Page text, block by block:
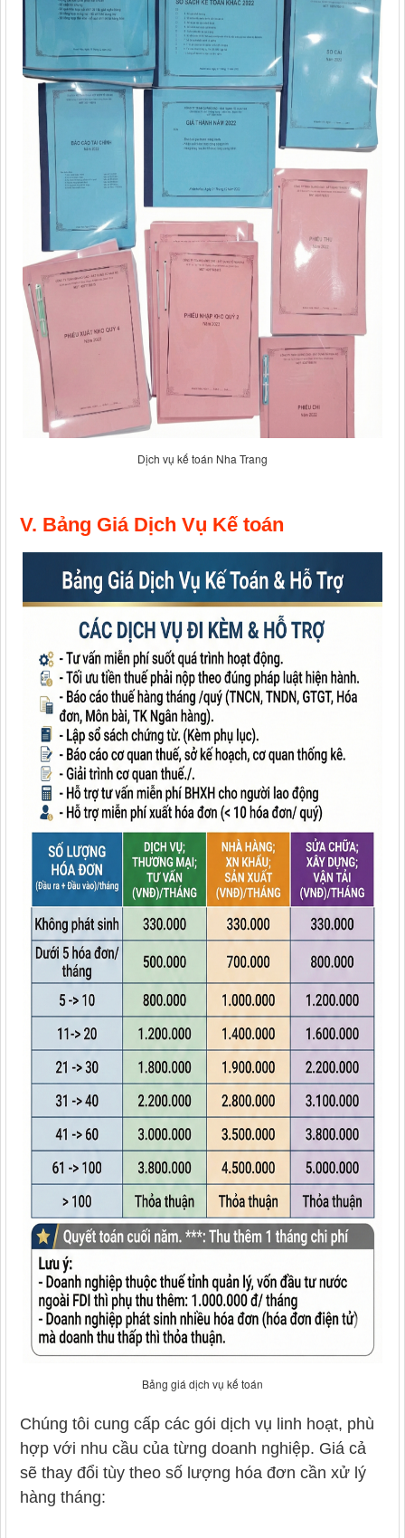
Dịch vụ kế toán Nha Trang
V. Bảng Giá Dịch Vụ Kế toán
Bảng giá dịch vụ kế toán
Chúng tôi cung cấp các gói dịch vụ linh hoạt, phù
hợp với nhu cầu của từng doanh nghiệp. Giá cả
sẽ thay đổi tùy theo số lượng hóa đơn cần xử lý
hàng tháng: